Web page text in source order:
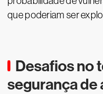
que poderiam ser
Desafios no
segurança de